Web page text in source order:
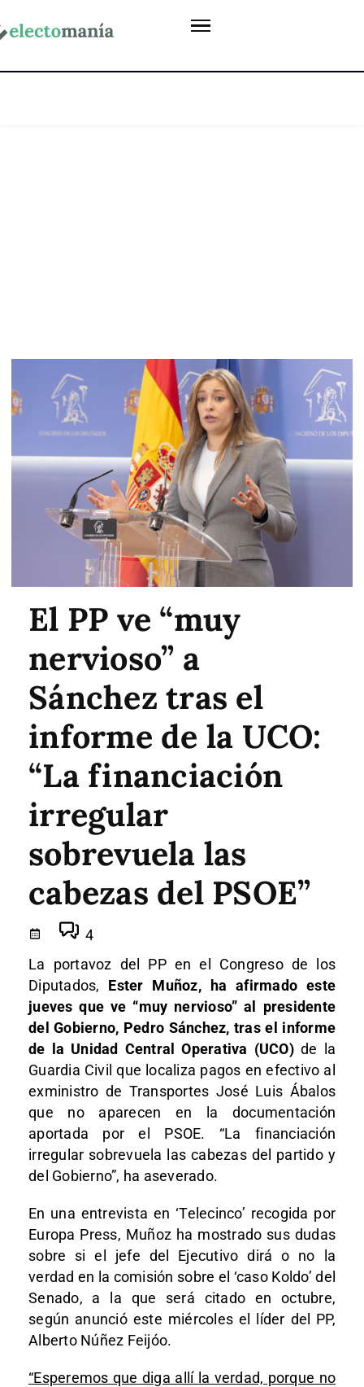
El PP ve “muy
nervioso” a
Sánchez tras el
informe de la UCO:
“La financiación
irregular
sobrevuela las
cabezas del PSOE”
4
La portavoz del PP en el Congreso de los
Diputados, Ester Muñoz, ha afirmado este
jueves que ve “muy nervioso” al presidente
del Gobierno, Pedro Sánchez, tras el informe
de la Unidad Central Operativa (UCO)de la
Guardia Civil que localiza pagos en efectivo al
exministro de Transportes José Luis Ábalos
que no aparecen en la documentación
aportada por el PSOE. “La financiación
irregular sobrevuela las cabezas del partido y
del Gobierno”, ha aseverado.
En una entrevista en ‘Telecinco’ recogida por
Europa Press, Muñoz ha mostrado sus dudas
sobre si el jefe del Ejecutivo dirá o no la
verdad en la comisión sobre el ‘caso Koldo’ del
Senado, a la que será citado en octubre,
según anunció este miércoles el líder del PP,
Alberto Núñez Feijóo.
“Esperemos que diga allí la verdad, porque no